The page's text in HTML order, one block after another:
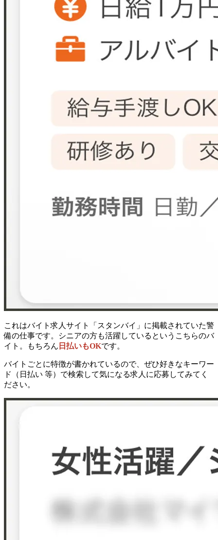
これはバイト求人サイト「スタンバイ」に掲載されていた警
備の仕事です。シニアの方も活躍しているというこちらのバ
イト。もちろん 日払いもOKです。
バイトごとに特徴が書かれているので、ぜひ好きなキーワー
ド（日払い 等）で検索して気になる求人に応募してみてく
ださい。